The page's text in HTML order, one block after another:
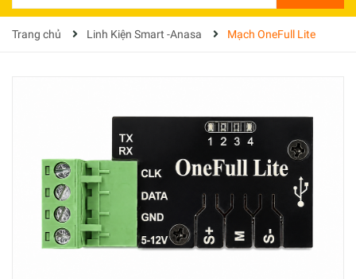
Trang chủ Linh Kiện Smart -Anasa Mạch OneFull Lite